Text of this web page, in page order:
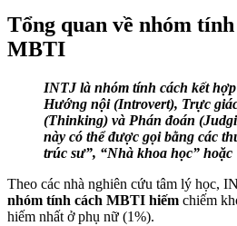
Tổng quan về nhóm
MBTI
INTJ là nhóm tính cách kết
Hướng nội (Introvert), Trực
(Thinking) và Phán đoán
này có thể được gọi bằng các
trúc sư”, “Nhà khoa học”
Theo các nhà nghiên cứu tâm lý học,
nhóm tính cách MBTI hiếm chiếm
hiếm nhất ở phụ nữ (1%).